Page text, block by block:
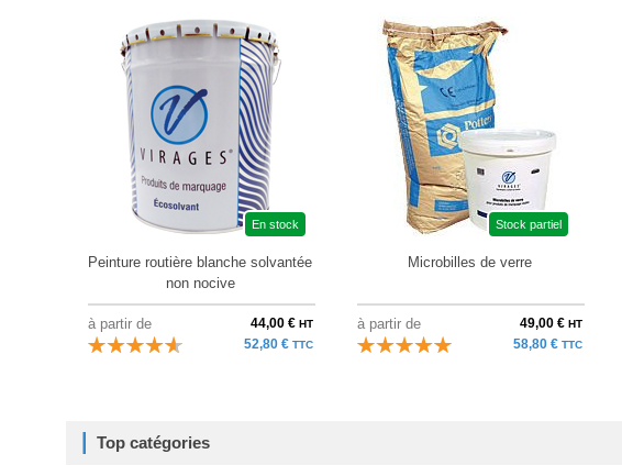
En stock
Peinture routière blanche solvantée
non nocive
à partir de 44,00 € HT
52,80 € TTC
Stock partiel
Microbilles de verre
à partir de 49,00 € HT
58,80 € TTC
Top catégories